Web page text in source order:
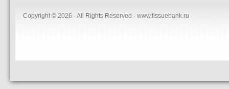
Copyright © 2026 - All Rights Reserved - www.tissuebank.ru